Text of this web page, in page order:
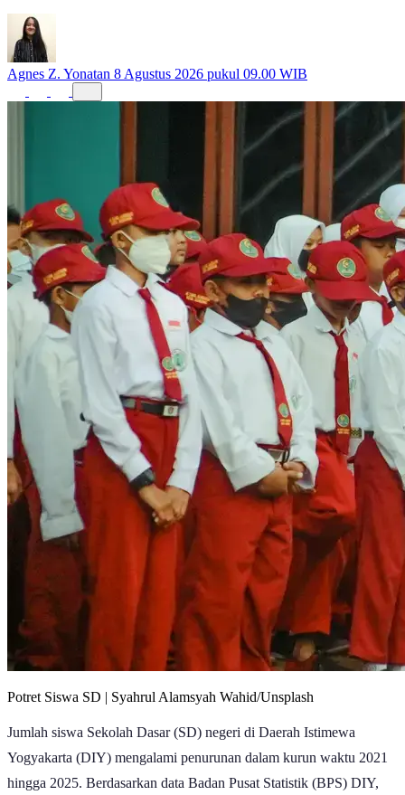
Agnes Z. Yonatan 8 Agustus 2026 pukul 09.00 WIB
Potret Siswa SD | Syahrul Alamsyah Wahid/Unsplash
Jumlah siswa Sekolah Dasar (SD) negeri di Daerah Istimewa
Yogyakarta (DIY) mengalami penurunan dalam kurun waktu 2021
hingga 2025. Berdasarkan data Badan Pusat Statistik (BPS) DIY,